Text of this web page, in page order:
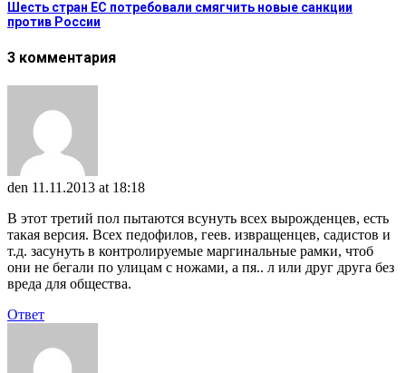
Шесть стран ЕС потребовали смягчить новые санкции
против России
3 комментария
den 11.11.2013 at 18:18
В этот третий пол пытаются всунуть всех вырожденцев, есть
такая версия. Всех педофилов, геев. извращенцев, садистов и
т.д. засунуть в контролируемые маргинальные рамки, чтоб
они не бегали по улицам с ножами, а пя.. л или друг друга без
вреда для общества.
Ответ